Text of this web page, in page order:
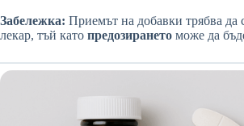
Забележка: Приемът на добавки трябва да
лекар, тъй като предозирането може да